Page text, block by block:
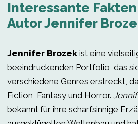
Interessante
Autor Jennifer
Jennifer Brozek ist eine
beeindruckenden Portfolio, das
verschiedene Genres erstreckt,
Fiction, Fantasy und Horror.
bekannt für ihre scharfsinnige